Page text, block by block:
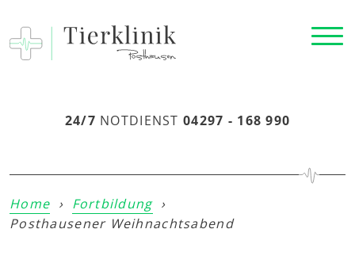
24/7 NOTDIENST 04297 - 168 990
Home › Fortbildung›
Posthausener Weihnachtsabend